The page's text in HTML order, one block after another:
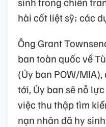
hài cốt liệt sỹ; các
Ông Grant
ban toàn quốc về
(Ủy ban POW/
tới, Ủy ban sẽ nỗ
việc thu thập tìm
nạn nhân đã hy